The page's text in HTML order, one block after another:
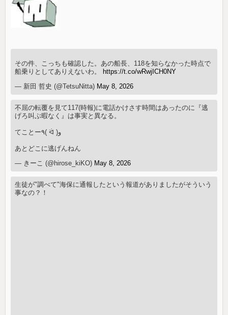
その件、こっちも確認した。あの船長、118を知らなかった時点で
船乗りとしてありえないわ。
https://t.co/wRwjICH0NY
— 新田 哲史 (@TetsuNitta) May 8, 2026
不屈の転覆を見て117(時報)に電話かけさす時間はあったのに『逃
げろ叫ぶ暇なく』は事実と異なる。
てことー٩( ᐛ )و
あとどこに逃げんねん
— きーこ (@hirose_kiKO) May 8, 2026
生徒が"調べて"海保に通報したという報道がありましたがそういう
事なの？！